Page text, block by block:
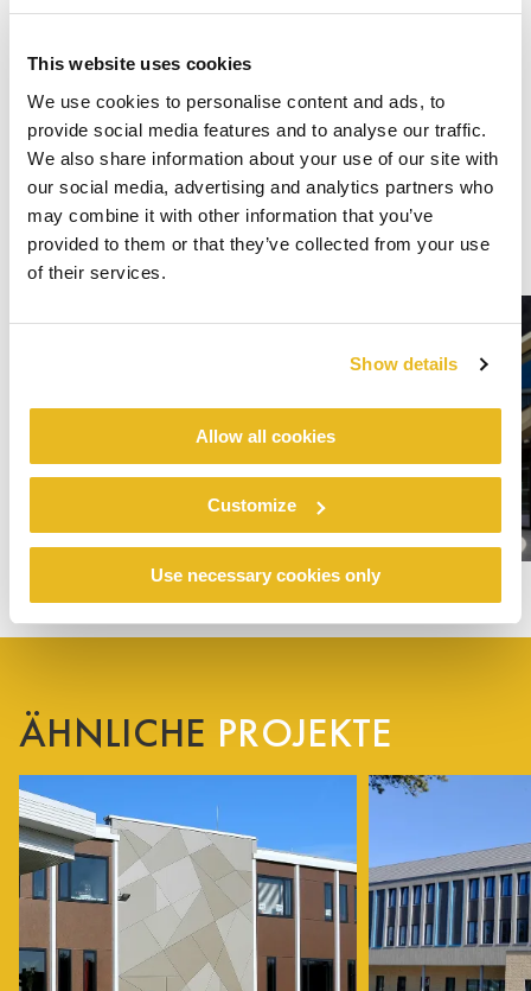
This website uses cookies
We use cookies to personalise content and ads, to
provide social media features and to analyse our traffic.
We also share information about your use of our site with
our social media, advertising and analytics partners who
may combine it with other information that you’ve
provided to them or that they’ve collected from your use
of their services.
Show details
Allow all cookies
Customize
Use necessary cookies only
ÄHNLICHE PROJEKTE